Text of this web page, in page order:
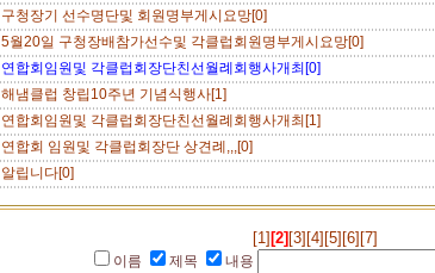
구청장기 선수명단및 회원명부게시요망[0]
5월20일 구청장배참가선수및 각클럽회원명부게시요망[0]
연합회임원및 각클럽회장단친선월례회행사개최[0]
해냄클럽 창립10주년 기념식행사[1]
연합회임원및 각클럽회장단친선월례회행사개최[1]
연합회 임원및 각클럽회장단 상견례,,,[0]
알립니다[0]
[1] [2] [3] [4] [5] [6] [7]
이름 제목 내용